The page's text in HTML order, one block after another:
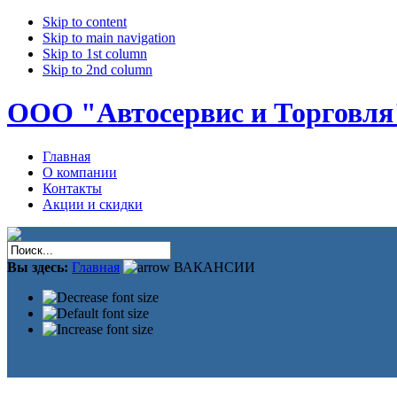
Skip to content
Skip to main navigation
Skip to 1st column
Skip to 2nd column
ООО "Автосервис и
Главная
О компании
Контакты
Акции и скидки
Вы здесь: Главная ВАКАНСИИ